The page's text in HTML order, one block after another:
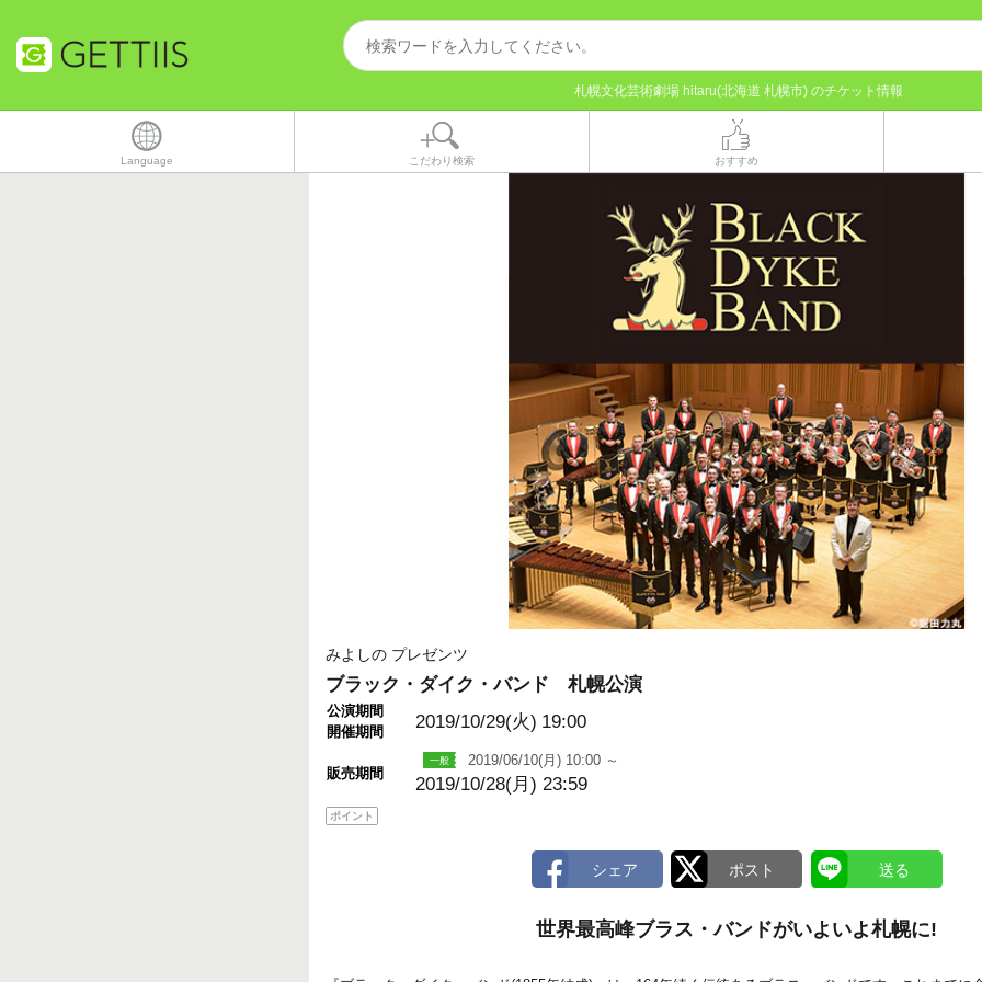
札幌文化芸術劇場 hitaru(北海道 札幌市) のチケット情報
Language こだわり検索 おすすめ
みよしの プレゼンツ
ブラック・ダイク・バンド 札幌公演
公演期間
開催期間
2019/10/29(火) 19:00
販売期間
2019/06/10(月) 10:00 ～
2019/10/28(月) 23:59
ポイント
世界最高峰ブラス・バンドがいよいよ札幌に!